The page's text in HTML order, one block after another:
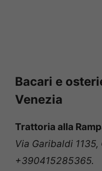
Bacari e
Venezia
Trattoria alla
Via Garibaldi 1135,
+390415285365.